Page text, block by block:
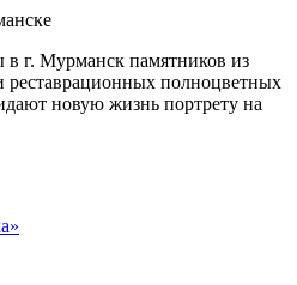
г. Мурманск памятников из
реставрационных полноцветных
новую жизнь портрету на